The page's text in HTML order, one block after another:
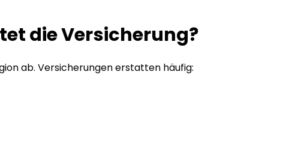
die Versicherung?
ab. Versicherungen erstatten häufig: